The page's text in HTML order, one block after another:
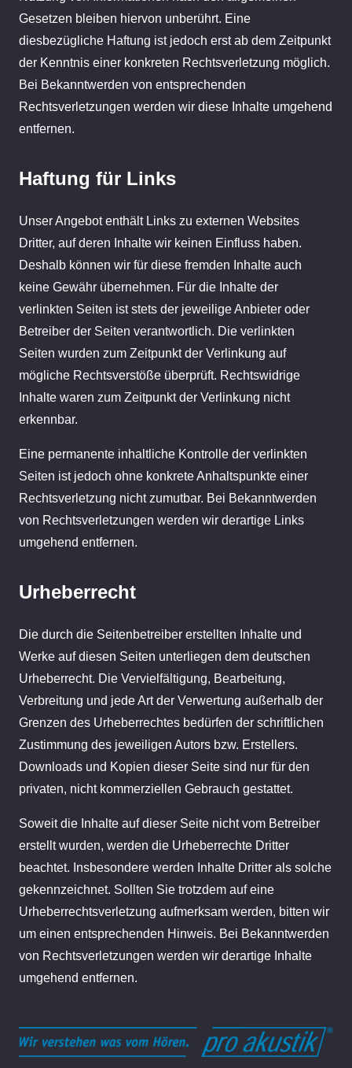
Gesetzen bleiben hiervon unberührt. Eine
diesbezügliche Haftung ist jedoch erst ab dem Zeitpunkt
der Kenntnis einer konkreten Rechtsverletzung möglich.
Bei Bekanntwerden von entsprechenden
Rechtsverletzungen werden wir diese Inhalte umgehend
entfernen.
Haftung für Links
Unser Angebot enthält Links zu externen Websites
Dritter, auf deren Inhalte wir keinen Einfluss haben.
Deshalb können wir für diese fremden Inhalte auch
keine Gewähr übernehmen. Für die Inhalte der
verlinkten Seiten ist stets der jeweilige Anbieter oder
Betreiber der Seiten verantwortlich. Die verlinkten
Seiten wurden zum Zeitpunkt der Verlinkung auf
mögliche Rechtsverstöße überprüft. Rechtswidrige
Inhalte waren zum Zeitpunkt der Verlinkung nicht
erkennbar.
Eine permanente inhaltliche Kontrolle der verlinkten
Seiten ist jedoch ohne konkrete Anhaltspunkte einer
Rechtsverletzung nicht zumutbar. Bei Bekanntwerden
von Rechtsverletzungen werden wir derartige Links
umgehend entfernen.
Urheberrecht
Die durch die Seitenbetreiber erstellten Inhalte und
Werke auf diesen Seiten unterliegen dem deutschen
Urheberrecht. Die Vervielfältigung, Bearbeitung,
Verbreitung und jede Art der Verwertung außerhalb der
Grenzen des Urheberrechtes bedürfen der schriftlichen
Zustimmung des jeweiligen Autors bzw. Erstellers.
Downloads und Kopien dieser Seite sind nur für den
privaten, nicht kommerziellen Gebrauch gestattet.
Soweit die Inhalte auf dieser Seite nicht vom Betreiber
erstellt wurden, werden die Urheberrechte Dritter
beachtet. Insbesondere werden Inhalte Dritter als solche
gekennzeichnet. Sollten Sie trotzdem auf eine
Urheberrechtsverletzung aufmerksam werden, bitten wir
um einen entsprechenden Hinweis. Bei Bekanntwerden
von Rechtsverletzungen werden wir derartige Inhalte
umgehend entfernen.